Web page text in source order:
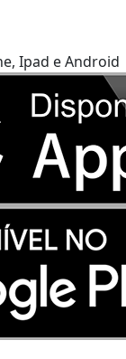
Ipad e Android